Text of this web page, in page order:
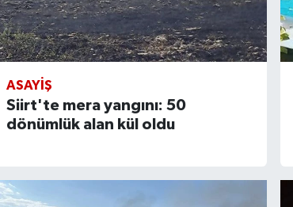
ASAYIŞ
Siirt'te mera yangını: 50
dönümlük alan kül oldu